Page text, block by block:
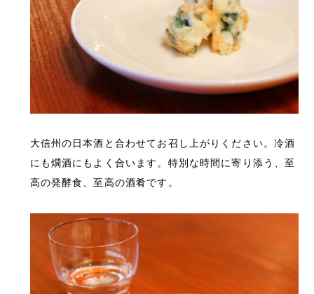
大信州の日本酒と合わせてお召し上がりください。冷酒
にも燗酒にもよく合います。特別な時間に寄り添う、至
高の発酵食、至高の酒肴です。